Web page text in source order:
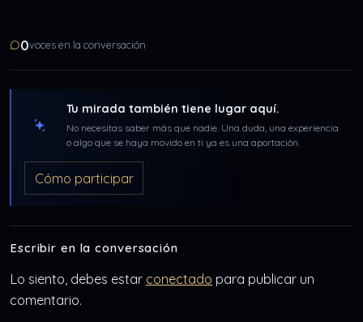
0voces en la conversación
Tu mirada también tiene lugar aquí.
No necesitas saber más que nadie. Una duda, una experiencia
o algo que se haya movido en ti ya es una aportación.
Cómo participar
Escribir en la conversación
Lo siento, debes estar conectado para publicar un
comentario.